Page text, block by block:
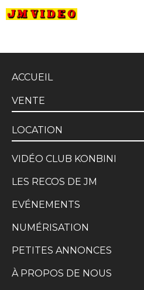
ACCUEIL
VENTE
LOCATION
VIDÉO CLUB KONBINI
LES RECOS DE JM
EVÉNEMENTS
NUMÉRISATION
PETITES ANNONCES
À PROPOS DE NOUS